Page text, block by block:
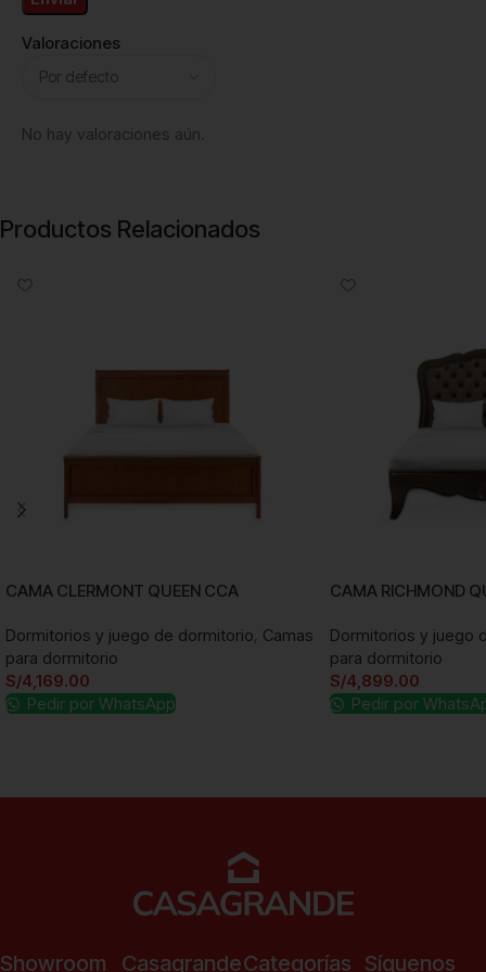
Valoraciones
No hay valoraciones aún.
Productos Relacionados
CAMA CLERMONT QUEEN CCA
Dormitorios y juego de dormitorio, Camas
para dormitorio
S/4,169.00
Pedir por WhatsApp
CAMA RICHMOND
Dormitorios y juego
para dormitorio
S/4,899.00
Pedir por
Showroom CasagrandeCategorías Síguenos